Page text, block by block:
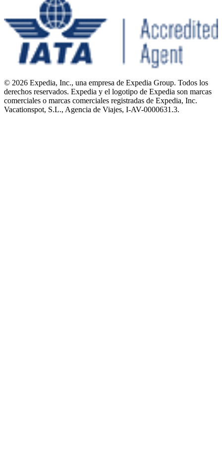
© 2026 Expedia, Inc., una empresa de Expedia Group. Todos los
derechos reservados. Expedia y el logotipo de Expedia son marcas
comerciales o marcas comerciales registradas de Expedia, Inc.
Vacationspot, S.L., Agencia de Viajes, I-AV-0000631.3.